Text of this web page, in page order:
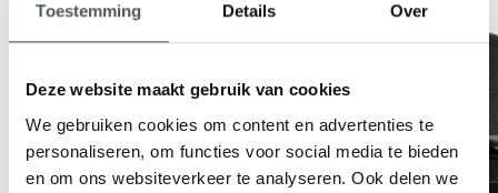
Toestemming Details Over
Deze website maakt gebruik van cookies
We gebruiken cookies om content en advertenties te
personaliseren, om functies voor social media te bieden
en om ons websiteverkeer te analyseren. Ook delen we